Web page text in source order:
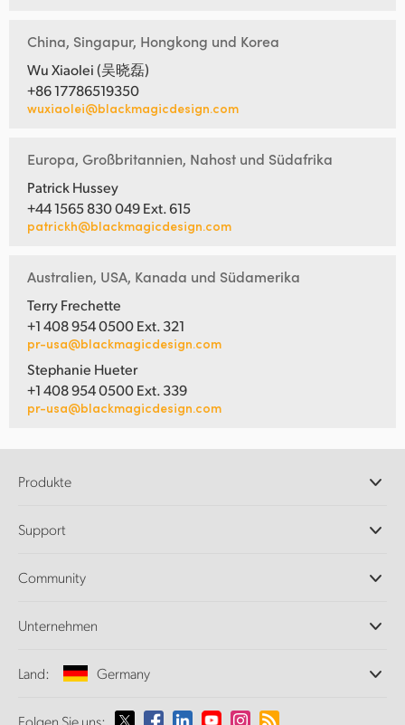
China, Singapur, Hongkong und Korea
Wu Xiaolei (吴晓磊)
+86 17786519350
wuxiaolei@blackmagicdesign.com
Europa, Großbritannien, Nahost und Südafrika
Patrick Hussey
+44 1565 830 049 Ext. 615
patrickh@blackmagicdesign.com
Australien, USA, Kanada und Südamerika
Terry Frechette
+1 408 954 0500 Ext. 321
pr-usa@blackmagicdesign.com
Stephanie Hueter
+1 408 954 0500 Ext. 339
pr-usa@blackmagicdesign.com
Produkte
DaVinci Resolve und Fusion Software
Ultimatte
Aufzeichnung und Wiedergabe
Norm- und Formatwandlung
Support
Support-Center
Community
Unternehmen
Informationen über uns
Land: Germany
Wählen Sie Ihr Land aus
Folgen Sie uns: